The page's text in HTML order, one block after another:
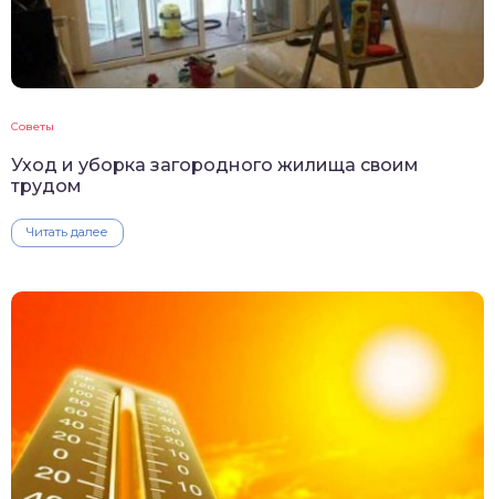
Советы
Уход и уборка загородного жилища своим
трудом
Читать далее